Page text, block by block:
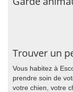
Trouver un
Vous habitez à
prendre soin de
votre chien, votre